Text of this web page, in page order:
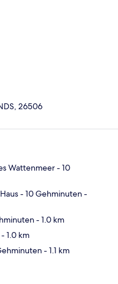
26506
Wattenmeer- 10
- 10 Gehminuten-
- 1.0 km
- 1.0 km
- 1.1 km